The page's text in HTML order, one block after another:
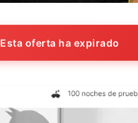
Esta oferta ha expirado